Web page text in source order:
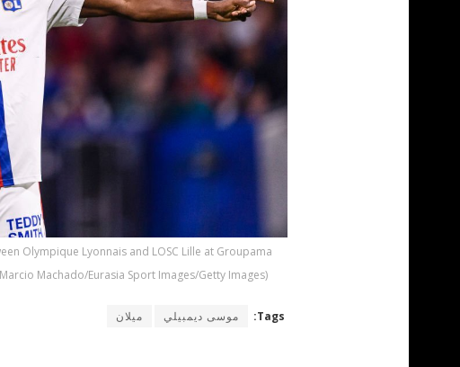
Olympique Lyonnais and LOSC Lille at Groupama
Machado/Eurasia Sport Images/Getty Images)
Tags: موسى ديمبيلي ميلان